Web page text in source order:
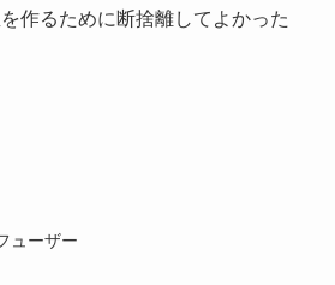
作るために断捨離してよかった
ューザー